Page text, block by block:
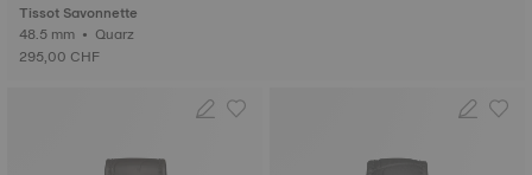
Tissot Savonnette
48.5 mm • Quarz
295,00 CHF